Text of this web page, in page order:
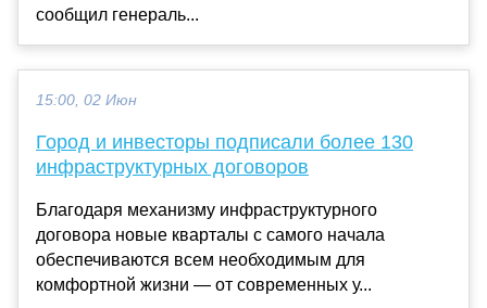
сообщил генераль...
15:00, 02 Июн
Город и инвесторы подписали более 130
инфраструктурных договоров
Благодаря механизму инфраструктурного
договора новые кварталы с самого начала
обеспечиваются всем необходимым для
комфортной жизни — от современных у...